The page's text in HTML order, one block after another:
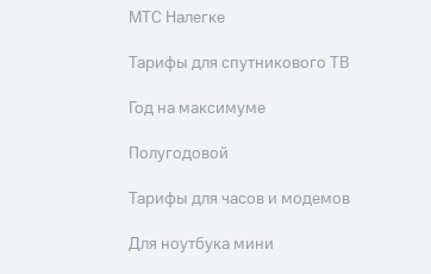
МТС Налегке
Тарифы для спутникового ТВ
Год на максимуме
Полугодовой
Тарифы для часов и модемов
Для ноутбука мини